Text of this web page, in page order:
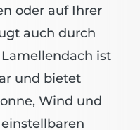
oder auf Ihrer
auch durch
ist
und bietet
Wind und